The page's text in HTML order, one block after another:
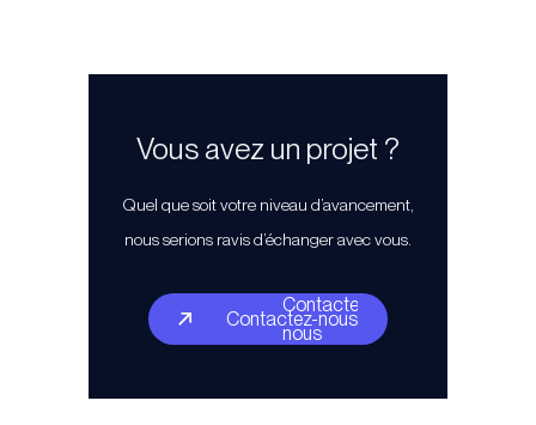
Vous avez un projet ?
Quel que soit votre niveau d’avancement,
nous serions ravis d’échanger avec vous.
Contactez-
nous
Contactez-nous